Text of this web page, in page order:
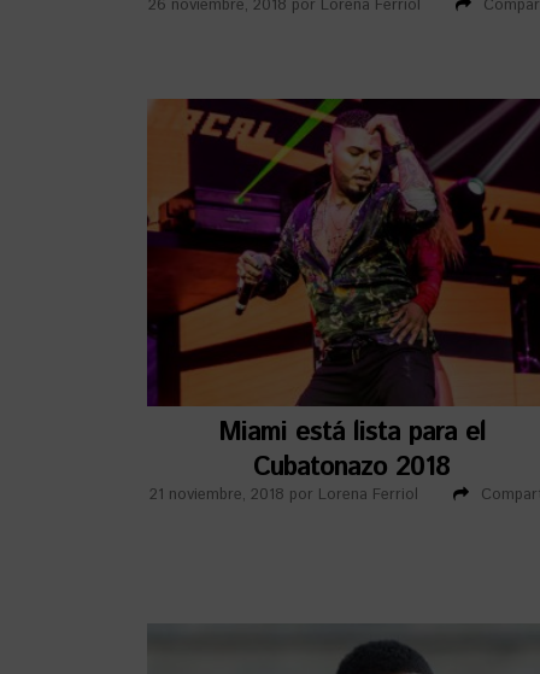
26 noviembre, 2018 por Lorena Ferriol
Miami está lista para el
Cubatonazo 2018
21 noviembre, 2018 por Lorena Ferriol